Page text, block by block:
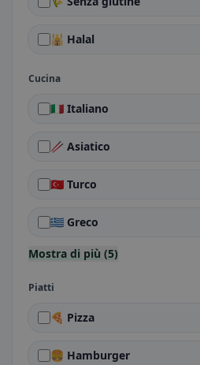
🕌 Halal
Cucina
🇮🇹 Italiano
🥢 Asiatico
🇹🇷 Turco
🇬🇷 Greco
Mostra di più (5)
Piatti
🍕 Pizza
🍔 Hamburger